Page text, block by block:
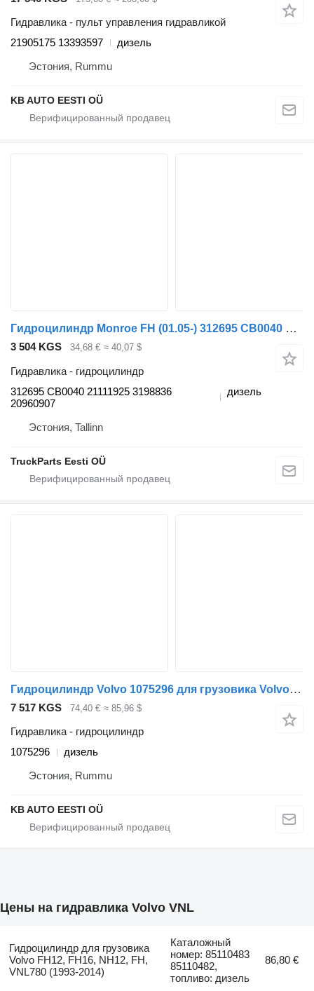
Гидравлика - пульт управления гидравликой
21905175 13393597
дизель
Эстония, Rummu
KB AUTO EESTI OÜ
Гидроцилиндр Monroe FH (01.05-) 312695 CB0040 для грузовика Volvo FH12, FH16, NH12, FH, VNL780 (1993-2014)
3 504 KGS 34,68 € ≈ 40,07 $
Гидравлика - гидроцилиндр
312695 CB0040 21111925 3198836
20960907
дизель
Эстония, Tallinn
TruckParts Eesti OÜ
Гидроцилиндр Volvo 1075296 для грузовика Volvo FH12, FH16, NH12, FH, VNL780 (1993-2014)
7 517 KGS 74,40 € ≈ 85,96 $
Гидравлика - гидроцилиндр
1075296
дизель
Эстония, Rummu
KB AUTO EESTI OÜ
Цены на гидравлика Volvo VNL
Гидроцилиндр для грузовика
Volvo FH12, FH16, NH12, FH,
VNL780 (1993-2014)
Каталожный
номер: 85110483
85110482,
топливо: дизель
86,80 €